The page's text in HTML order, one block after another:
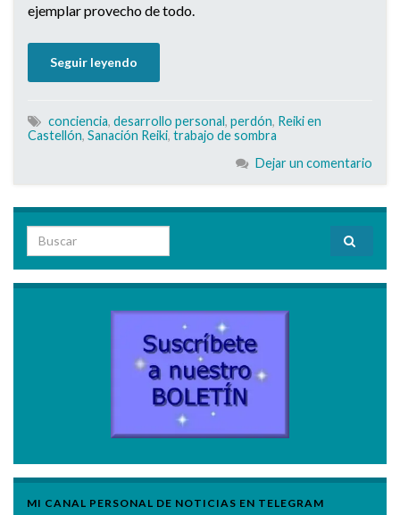
ejemplar provecho de todo.
Seguir leyendo
conciencia, desarrollo personal, perdón, Reiki en
Castellón, Sanación Reiki, trabajo de sombra
Dejar un comentario
Search for:
MI CANAL PERSONAL DE NOTICIAS EN TELEGRAM